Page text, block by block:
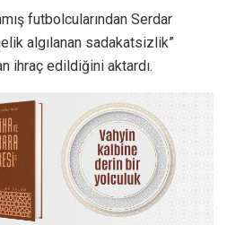
futbolcularından Serdar
algılanan sadakatsizlik”
ihraç edildiğini aktardı.